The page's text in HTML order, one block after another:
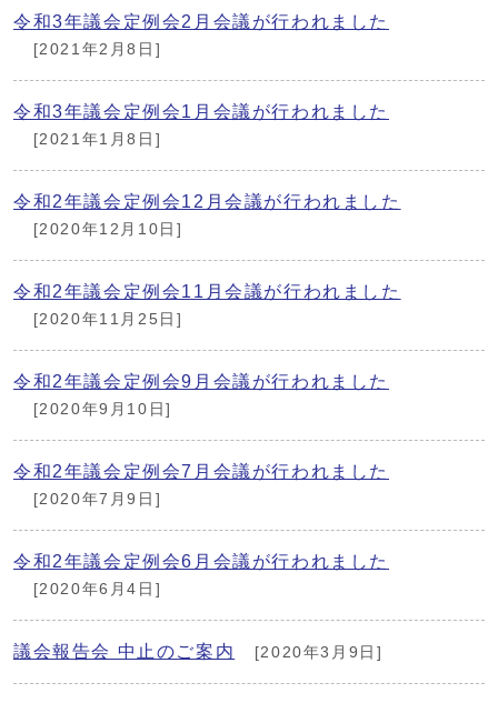
令和3年議会定例会2月会議が行われました
[2021年2月8日]
令和3年議会定例会1月会議が行われました
[2021年1月8日]
令和2年議会定例会12月会議が行われました
[2020年12月10日]
令和2年議会定例会11月会議が行われました
[2020年11月25日]
令和2年議会定例会9月会議が行われました
[2020年9月10日]
令和2年議会定例会7月会議が行われました
[2020年7月9日]
令和2年議会定例会6月会議が行われました
[2020年6月4日]
議会報告会 中止のご案内 [2020年3月9日]